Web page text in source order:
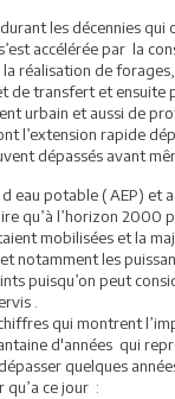
les décennies qui
accélérée par la
réalisation de
de transfert et ensuite
urbain et aussi de
l’extension rapide
dépassés avant
eau potable ( AEP) et
qu’à l’horizon 2000
mobilisées et la
notamment les
puisqu’on peut
.
qui montrent
d'années qui
quelques
ce jour :